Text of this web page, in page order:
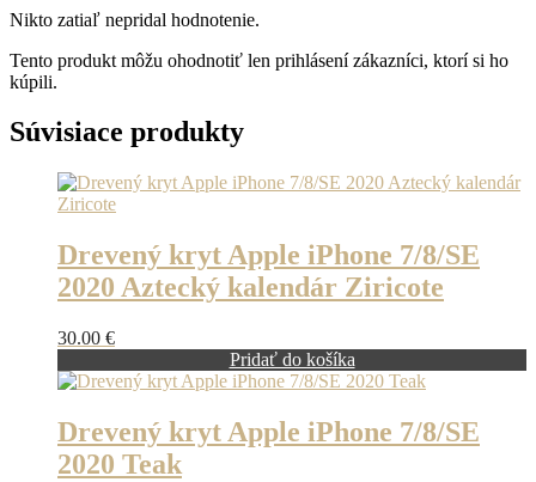
Nikto zatiaľ nepridal hodnotenie.
Tento produkt môžu ohodnotiť len prihlásení zákazníci, ktorí si ho
kúpili.
Súvisiace produkty
Drevený kryt Apple iPhone 7/8/SE
2020 Aztecký kalendár Ziricote
30.00 €
Pridať do košíka
Drevený kryt Apple iPhone 7/8/SE
2020 Teak